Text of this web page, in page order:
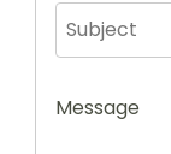
Message